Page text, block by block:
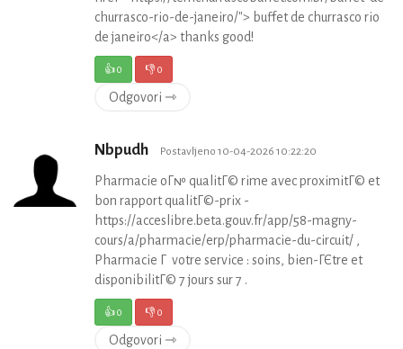
churrasco-rio-de-janeiro/"> buffet de churrasco rio
de janeiro</a> thanks good!
👍0 👎0
Odgovori ⇾
Nbpudh Postavljeno 10-04-2026 10:22:20
Pharmacie oГ№ qualitГ© rime avec proximitГ© et
bon rapport qualitГ©-prix -
https://acceslibre.beta.gouv.fr/app/58-magny-
cours/a/pharmacie/erp/pharmacie-du-circuit/ ,
Pharmacie Г votre service : soins, bien-ГЄtre et
disponibilitГ© 7 jours sur 7 .
👍0 👎0
Odgovori ⇾